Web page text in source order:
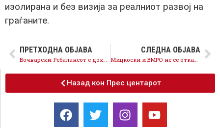
изолирана и без визија за реалниот развој на
граѓаните.
ПРЕТХОДНА ОБЈАВА
Бочварски: Ребалансот е доказ за економската неспособност на власта и сиромаштијата во која живеат граѓаните
СЛЕДНА ОБЈАВА
Мицкоски и ВМРО не се откажуваат од намерата за манипулација со 200 илјади гласови од дијаспората
Назад кон Прес центарот